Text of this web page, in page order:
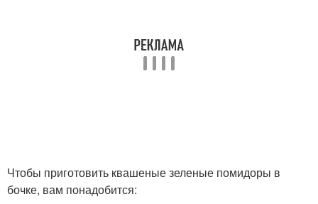
Чтобы приготовить квашеные зеленые помидоры в
бочке, вам понадобится: